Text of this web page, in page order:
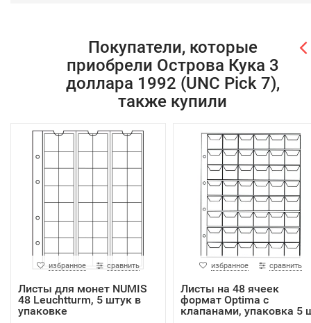
Покупатели, которые
приобрели Острова Кука 3
доллара 1992 (UNC Pick 7),
также купили
избранное сравнить
Листы для монет NUMIS
48 Leuchtturm, 5 штук в
упаковке
избранное сравнить
Листы на 48 ячеек
формат Optima с
клапанами, упаковка 5